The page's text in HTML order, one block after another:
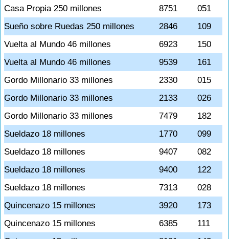
Casa Propia 250 millones
8751
051
Sueño sobre Ruedas 250 millones
2846
109
Vuelta al Mundo 46 millones
6923
150
Vuelta al Mundo 46 millones
9539
161
Gordo Millonario 33 millones
2330
015
Gordo Millonario 33 millones
2133
026
Gordo Millonario 33 millones
7479
182
Sueldazo 18 millones
1770
099
Sueldazo 18 millones
9407
082
Sueldazo 18 millones
9400
122
Sueldazo 18 millones
7313
028
Quincenazo 15 millones
3920
173
Quincenazo 15 millones
6385
111